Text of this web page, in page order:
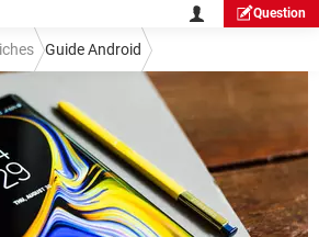
Question
Guide Android